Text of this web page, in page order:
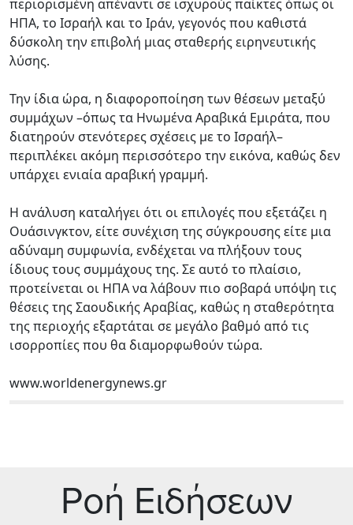
περιορισμένη απέναντι σε ισχυρούς παίκτες όπως οι
ΗΠΑ, το Ισραήλ και το Ιράν, γεγονός που καθιστά
δύσκολη την επιβολή μιας σταθερής ειρηνευτικής
λύσης.
Την ίδια ώρα, η διαφοροποίηση των θέσεων μεταξύ
συμμάχων –όπως τα Ηνωμένα Αραβικά Εμιράτα, που
διατηρούν στενότερες σχέσεις με το Ισραήλ–
περιπλέκει ακόμη περισσότερο την εικόνα, καθώς δεν
υπάρχει ενιαία αραβική γραμμή.
Η ανάλυση καταλήγει ότι οι επιλογές που εξετάζει η
Ουάσινγκτον, είτε συνέχιση της σύγκρουσης είτε μια
αδύναμη συμφωνία, ενδέχεται να πλήξουν τους
ίδιους τους συμμάχους της. Σε αυτό το πλαίσιο,
προτείνεται οι ΗΠΑ να λάβουν πιο σοβαρά υπόψη τις
θέσεις της Σαουδικής Αραβίας, καθώς η σταθερότητα
της περιοχής εξαρτάται σε μεγάλο βαθμό από τις
ισορροπίες που θα διαμορφωθούν τώρα.
www.worldenergynews.gr
Ρoή Ειδήσεων